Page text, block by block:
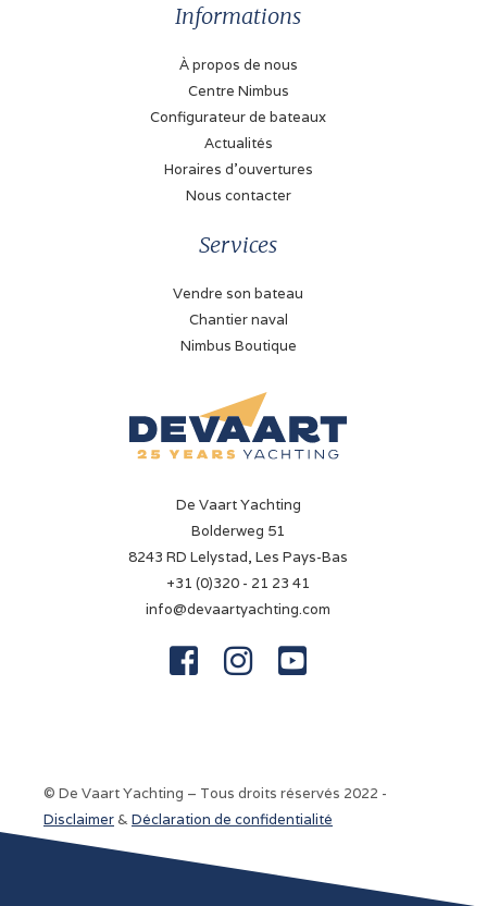
Informations
À propos de nous
Centre Nimbus
Configurateur de bateaux
Actualités
Horaires d'ouvertures
Nous contacter
Services
Vendre son bateau
Chantier naval
Nimbus Boutique
De Vaart Yachting
Bolderweg 51
8243 RD Lelystad, Les Pays-Bas
+31 (0)320 - 21 23 41
info@devaartyachting.com
  
© De Vaart Yachting – Tous droits réservés 2022 -
Disclaimer& Déclaration de confidentialité